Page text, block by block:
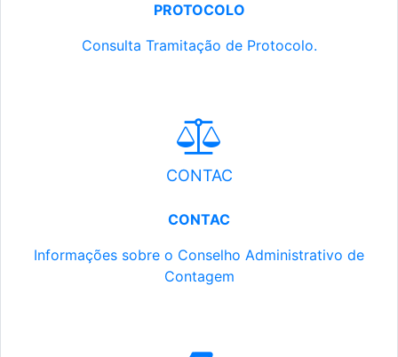
PROTOCOLO
Consulta Tramitação de Protocolo.
CONTAC
CONTAC
Informações sobre o Conselho Administrativo de
Contagem